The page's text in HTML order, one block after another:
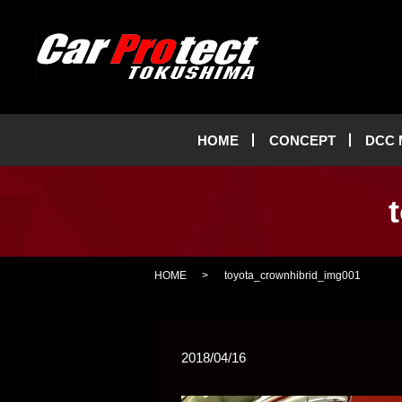
HOME CONCEPT DCC
HOME toyota_crownhibrid_img001
2018/04/16